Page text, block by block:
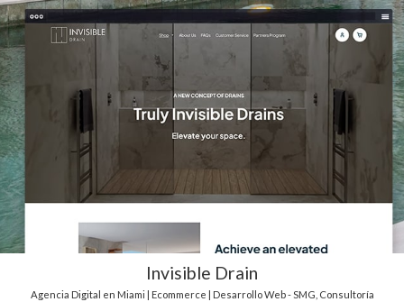
Invisible Drain
Agencia Digital en Miami | Ecommerce | Desarrollo Web - SMG Consultoría